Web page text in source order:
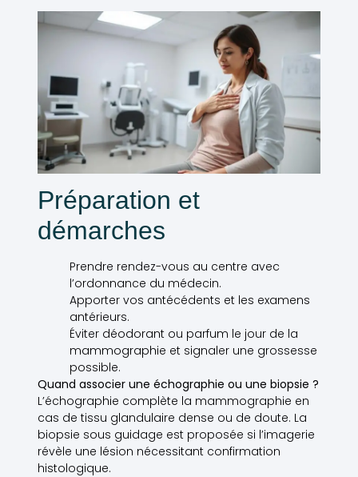
Préparation et
démarches
Prendre rendez-vous au centre avec
l’ordonnance du médecin.
Apporter vos antécédents et les examens
antérieurs.
Éviter déodorant ou parfum le jour de la
mammographie et signaler une grossesse
possible.
Quand associer une échographie ou une biopsie ?
L’échographie complète la mammographie en
cas de tissu glandulaire dense ou de doute. La
biopsie sous guidage est proposée si l’imagerie
révèle une lésion nécessitant confirmation
histologique.